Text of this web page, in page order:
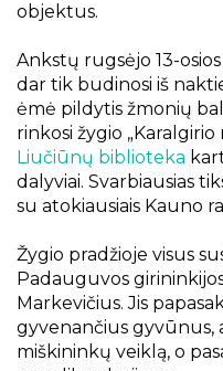
objektus.
Ankstų rugsėjo 13-
dar tik budinosi iš
ėmė pildytis žmonių
rinkosi žygio
Liučiūnų biblioteka
dalyviai. Svarbiausias
su atokiausiais Kauno
Žygio pradžioje visus
Padauguvos
Markevičius. Jis
gyvenančius gyvūnus,
miškininkų veiklą, o